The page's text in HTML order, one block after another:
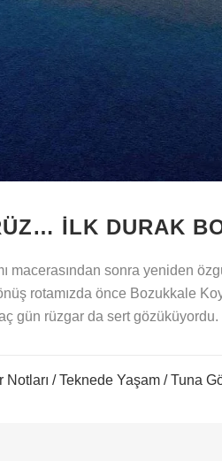
İLK DURAK
macerasından sonra yeniden
rotamızda önce Bozukkale
gün rüzgar da sert gözüküyordu.
Notları /Teknede Yaşam / Tuna